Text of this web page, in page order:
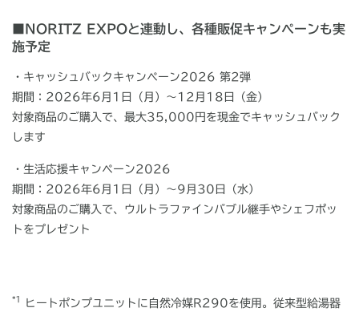
NORITZ EXPOと連動し、各種販促キャンペーンも実
施予定
・キャッシュバックキャンペーン2026 第2弾
期間：2026年6月1日（月）～12月18日（金）
対象商品のご購入で、最大35,000円を現金でキャッシュバック
します
・生活応援キャンペーン2026
期間：2026年6月1日（月）～9月30日（水）
対象商品のご購入で、ウルトラファインバブル継手やシェフポッ
トをプレゼント
*1
ヒートポンプユニットに自然冷媒R290を使用。従来型給湯器